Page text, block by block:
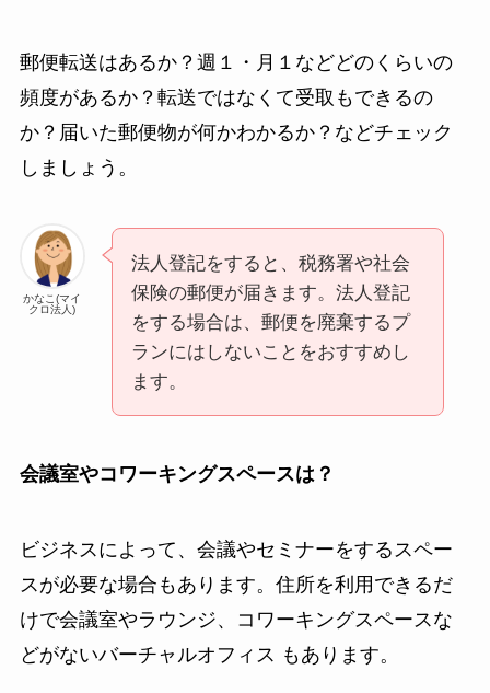
郵便転送はあるか？週１・月１などどのくらいの
頻度があるか？転送ではなくて受取もできるの
か？届いた郵便物が何かわかるか？などチェック
しましょう。
かなこ(マイ
クロ法人)
法人登記をすると、税務署や社会
保険の郵便が届きます。法人登記
をする場合は、郵便を廃棄するプ
ランにはしないことをおすすめし
ます。
会議室やコワーキングスペースは？
ビジネスによって、会議やセミナーをするスペー
スが必要な場合もあります。住所を利用できるだ
けで会議室やラウンジ、コワーキングスペースな
どがないバーチャルオフィス もあります。